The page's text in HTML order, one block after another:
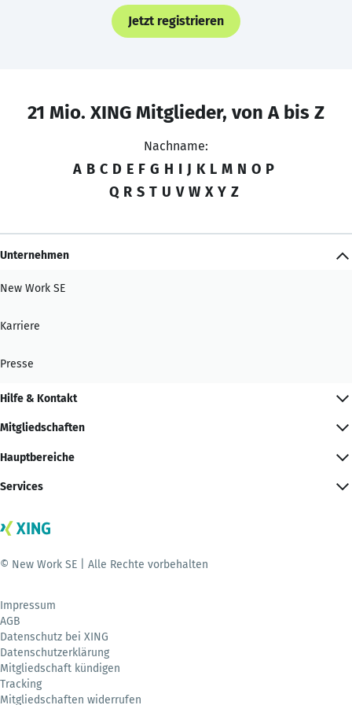
Jetzt registrieren
21 Mio. XING Mitglieder, von A bis Z
Nachname:
A B C D E F G H I J K L M N O P
Q R S T U V W X Y Z
Unternehmen
New Work SE
Karriere
Presse
Hilfe & Kontakt
Mitgliedschaften
Hauptbereiche
Services
© New Work SE | Alle Rechte vorbehalten
Impressum
AGB
Datenschutz bei XING
Datenschutzerklärung
Mitgliedschaft kündigen
Tracking
Mitgliedschaften widerrufen